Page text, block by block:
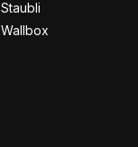
Staubli
Wallbox